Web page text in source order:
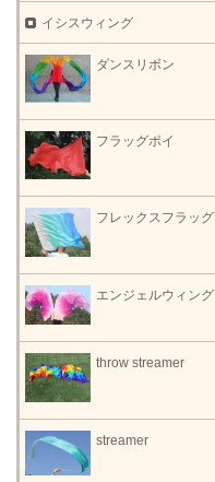
イシスウィング
ダンスリボン
フラッグポイ
フレックスフラッグ
エンジェルウィング
throw streamer
streamer